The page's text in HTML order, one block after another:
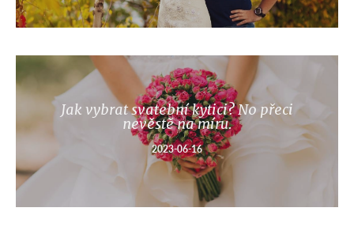
Jak vybrat svatební kytici? No přeci
nevěstě na míru.
2023-06-16